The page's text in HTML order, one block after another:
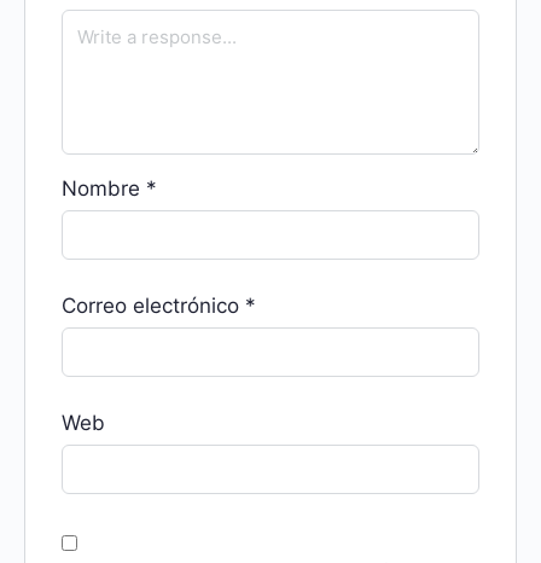
Nombre *
Correo electrónico *
Web